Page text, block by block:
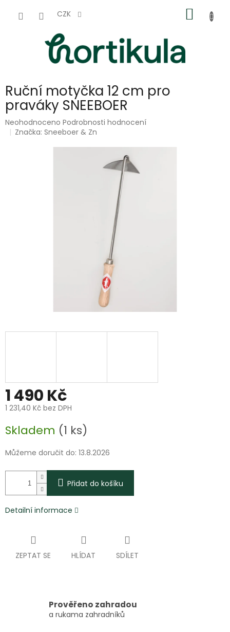
CZK
KOŠÍK
Ruční motyčka 12 cm pro
praváky SNEEBOER
Průměrné
hodnocení
Neohodnoceno Podrobnosti hodnocení
Značka:Sneeboer & Zn
1 490 Kč
1 231,40 Kč bez DPH
cena:
Skladem (1 ks)
Můžeme doručit do: 13.8.2026
Přidat do košíku
Detailní informace
ZEPTAT SE HLÍDAT SDÍLET
Prověřeno zahradou
a rukama zahradníků